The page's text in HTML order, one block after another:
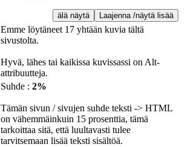
Laajenna /näytä lisää
älä näytä
Emme löytäneet 17 yhtään kuvia tältä
sivustolta.
Hyvä, lähes tai kaikissa kuvissassi on Alt-
attribuutteja.
Suhde : 2%
Tämän sivun / sivujen suhde teksti -> HTML
on vähemmäinkuin 15 prosenttia, tämä
tarkoittaa sitä, että luultavasti tulee
tarvitsemaan lisää teksti sisältöä.